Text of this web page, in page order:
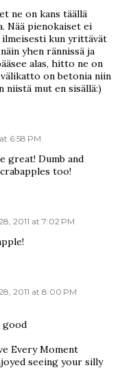
ne on kans täällä
Nää pienokaiset ei
ilmeisesti kun yrittävät
yhen rännissä ja
alas, hitto ne on
on betonia niin
niistä mut en sisällä:)
6:58 PM
great! Dumb and
too!
2011 at 7:02 PM
2011 at 8:00 PM
good
Every Moment
seeing your silly